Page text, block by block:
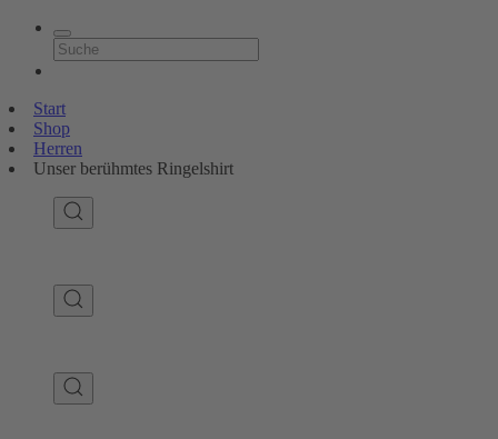
Start
Shop
Herren
Unser berühmtes Ringelshirt